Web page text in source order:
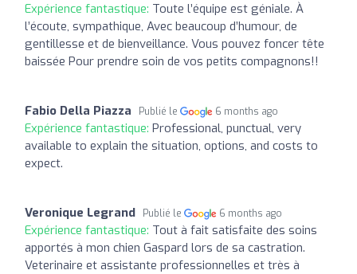
Expérience fantastique: Toute l’équipe est géniale. À
l’écoute, sympathique, Avec beaucoup d’humour, de
gentillesse et de bienveillance. Vous pouvez foncer tête
baissée Pour prendre soin de vos petits compagnons!!
Fabio Della Piazza Publié le 6 months ago
Expérience fantastique: Professional, punctual, very
available to explain the situation, options, and costs to
expect.
Veronique Legrand Publié le 6 months ago
Expérience fantastique: Tout à fait satisfaite des soins
apportés à mon chien Gaspard lors de sa castration.
Veterinaire et assistante professionnelles et très à